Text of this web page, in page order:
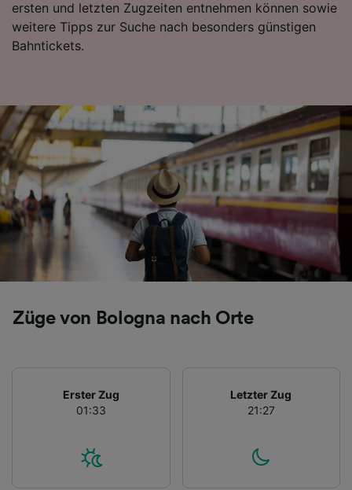
ersten und letzten Zugzeiten entnehmen können sowie
weitere Tipps zur Suche nach besonders günstigen
Bahntickets.
Züge von Bologna nach Orte
Erster Zug
01:33
Letzter Zug
21:27
Folgendes bereitzustellen:
Verwendung genauer Standortdaten.
Endgeräteeigenschaften zur Identifikation
von Werbeleistung und der Performance von
Inhalten, Zielgruppenforschung sowie
Entwicklung und Verbesserung von
Angeboten.
Liste der Partner (Lieferanten)